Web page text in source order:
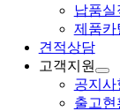
납품실
제품카
견적상담
고객지원
공지사
출고현